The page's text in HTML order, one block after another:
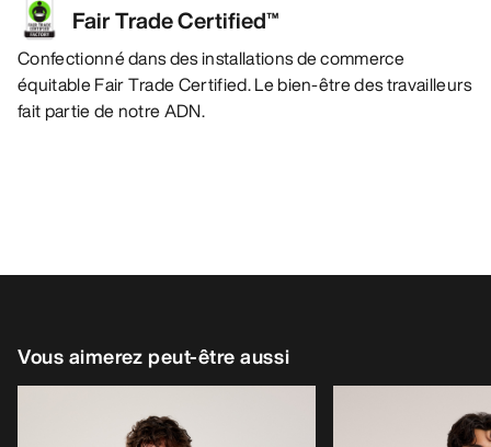
Fair Trade Certified™
Confectionné dans des installations de commerce
équitable Fair Trade Certified. Le bien-être des travailleurs
fait partie de notre ADN.
Vous aimerez peut-être aussi